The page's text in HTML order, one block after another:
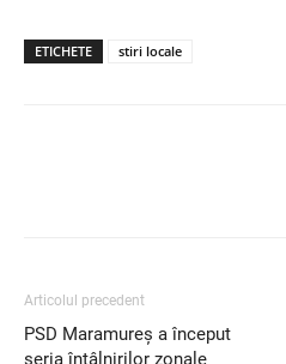
ETICHETE stiri locale
Articolul precedent
PSD Maramureș a început
seria întâlnirilor zonale